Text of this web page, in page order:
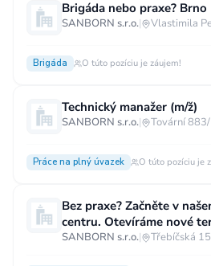
Brigáda nebo praxe? Brno
SANBORN s.r.o.| Vlastimila
Brigáda O túto pozíciu je záujem!
Technický manažer (m/ž)
SANBORN s.r.o.| Tovární
Práce na plný úvazek O túto pozíciu je
Bez praxe? Začněte v
centru. Otevíráme nové
SANBORN s.r.o.| Třebíčská
Ostatní mzdy
za hodinu za manday za rok
Typ úvazku
Práce na
Práce na živnost
Práce přes
Vzdělání